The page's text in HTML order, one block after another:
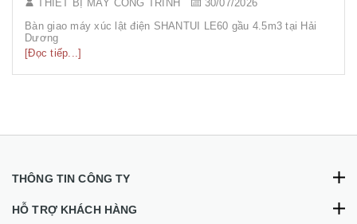
THIẾT BỊ MÁY CÔNG TRÌNH
30/07/2026
Bàn giao máy xúc lật điện SHANTUI LE60 gầu 4.5m3 tại Hải
Dương
[Đọc tiếp...]
THÔNG TIN CÔNG TY
HỖ TRỢ KHÁCH HÀNG